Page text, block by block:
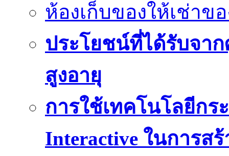
ห้องเก็บของให้เช่าข
ประโยชน์ที่ได้รับจา
สูงอายุ
การใช้เทคโนโลยีก
Interactive ในการส